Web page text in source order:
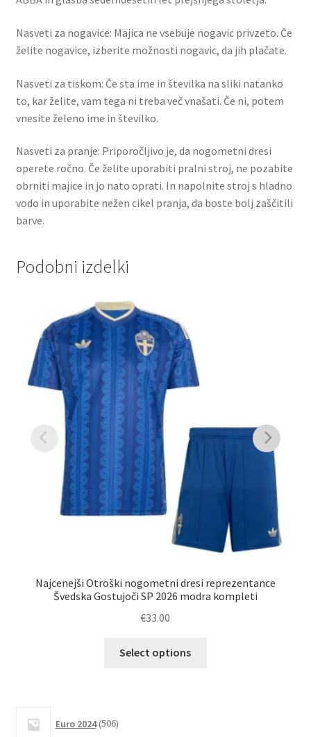
Nasveti za nogavice: Majica ne vsebuje nogavic privzeto. Če
želite nogavice, izberite možnosti nogavic, da jih plačate.
Nasveti za tiskom: Če sta ime in številka na sliki natanko
to, kar želite, vam tega ni treba več vnašati. Če ni, potem
vnesite želeno ime in številko.
Nasveti za pranje: Priporočljivo je, da nogometni dresi
operete ročno. Če želite uporabiti pralni stroj, ne pozabite
obrniti majice in jo nato oprati. In napolnite stroj s hladno
vodo in uporabite nežen cikel pranja, da boste bolj zaščitili
barve.
Podobni izdelki
Najcenejši Otroški nogometni dresi reprezentance
Švedska Gostujoči SP 2026 modra kompleti
€33.00
Select options
Euro 2024 506izdelkov